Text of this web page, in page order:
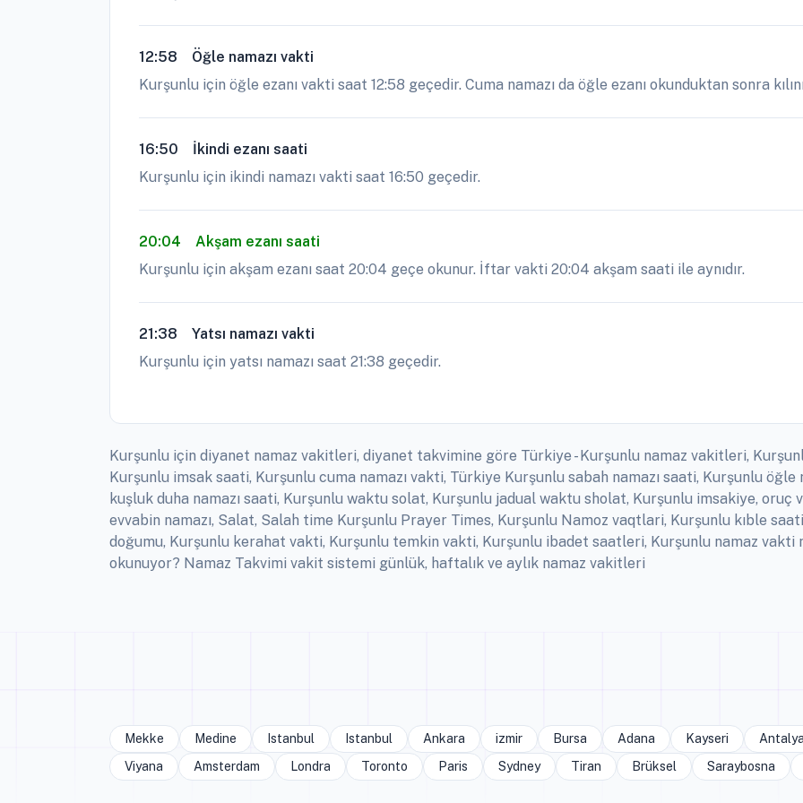
12:58
Öğle namazı vakti
Kurşunlu için öğle ezanı vakti saat 12:58 geçedir. Cuma namazı da öğle ezanı okunduktan sonra
16:50
İkindi ezanı saati
Kurşunlu için ikindi namazı vakti saat 16:50 geçedir.
20:04
Akşam ezanı saati
Kurşunlu için akşam ezanı saat 20:04 geçe okunur. İftar vakti 20:04 akşam saati ile aynıdır.
21:38
Yatsı namazı vakti
Kurşunlu için yatsı namazı saat 21:38 geçedir.
Kurşunlu için diyanet namaz vakitleri, diyanet takvimine göre Türkiye - Kurşunlu namaz vakitleri,
Kurşunlu imsak saati, Kurşunlu cuma namazı vakti, Türkiye Kurşunlu sabah namazı saati, Kurşunlu
kuşluk duha namazı saati, Kurşunlu waktu solat, Kurşunlu jadual waktu sholat, Kurşunlu imsakiye,
evvabin namazı, Salat, Salah time Kurşunlu Prayer Times, Kurşunlu Namoz vaqtlari, Kurşunlu kıble
doğumu, Kurşunlu kerahat vakti, Kurşunlu temkin vakti, Kurşunlu ibadet saatleri, Kurşunlu namaz vakti
okunuyor? Namaz Takvimi vakit sistemi günlük, haftalık ve aylık namaz vakitleri
Mekke Medine Istanbul Istanbul Ankara izmir Bursa Adana Kayseri
Viyana
Amsterdam Londra Toronto Paris Sydney Tiran Brüksel Saraybosna